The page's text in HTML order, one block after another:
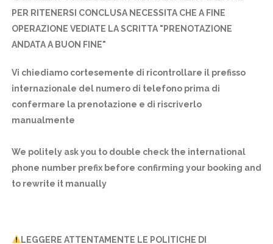
PER RITENERSI CONCLUSA NECESSITA CHE A FINE
OPERAZIONE VEDIATE LA SCRITTA "PRENOTAZIONE
ANDATA A BUON FINE"
Vi chiediamo cortesemente di ricontrollare il prefisso
internazionale del numero di telefono prima di
confermare la prenotazione e di riscriverlo
manualmente
We politely ask you to double check the international
phone number prefix before confirming your booking and
to rewrite it manually
LEGGERE ATTENTAMENTE LE POLITICHE DI